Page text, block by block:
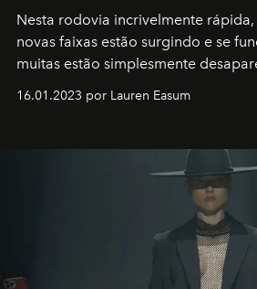
Nesta rodovia incrivelmente
novas faixas estão surgindo e se
muitas estão simplesmente
transportador AMTD abrindo
por propósitos, com um claro
16.01.2023 por Lauren Easum